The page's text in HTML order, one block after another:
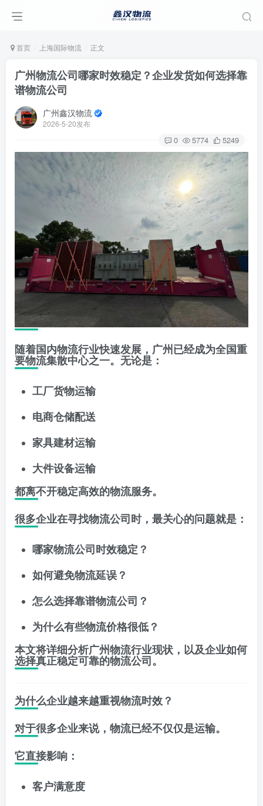
首页 上海国际物流 正文
广州物流公司哪家时效稳定？企业发货如何选择靠
谱物流公司
广州鑫汉物流
2026-5-20发布
0 5774 5249
随着国内物流行业快速发展，广州已经成为全国重
要物流集散中心之一。无论是：
工厂货物运输
电商仓储配送
家具建材运输
大件设备运输
都离不开稳定高效的物流服务。
很多企业在寻找物流公司时，最关心的问题就是：
哪家物流公司时效稳定？
如何避免物流延误？
怎么选择靠谱物流公司？
为什么有些物流价格很低？
本文将详细分析广州物流行业现状，以及企业如何
选择真正稳定可靠的物流公司。
为什么企业越来越重视物流时效？
对于很多企业来说，物流已经不仅仅是运输。
它直接影响：
客户满意度